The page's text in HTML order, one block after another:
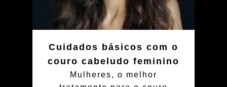
Cuidados básicos com o
couro cabeludo feminino
Mulheres, o melhor